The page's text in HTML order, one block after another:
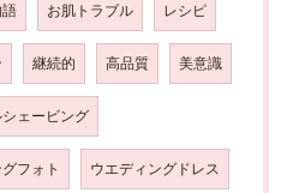
お肌トラブル レシピ
継続的 高品質 美意識
ェービング
フォト ウエディングドレス